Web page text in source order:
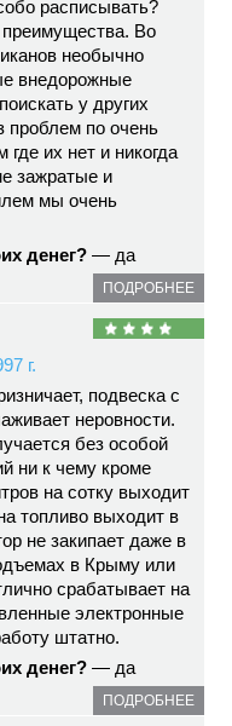
расписывать?
преимущества. Во
необычно
внедорожные
у других
проблем по очень
их нет и никогда
зажратые и
мы очень
денег? — да
ПОДРОБНЕЕ
г.
подвеска с
неровности.
без особой
ни к чему кроме
на сотку выходит
топливо выходит в
не закипает даже в
в Крыму или
срабатывает на
электронные
штатно.
денег? — да
ПОДРОБНЕЕ